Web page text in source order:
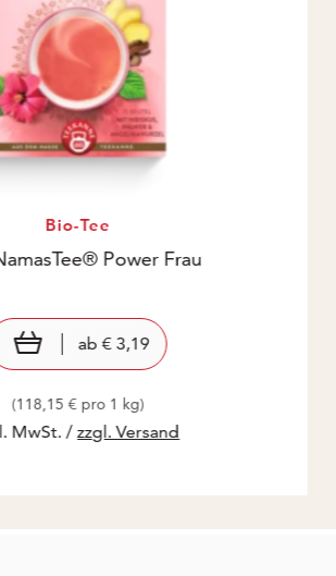
Bio-Tee
Power Frau
view product
ab€ 3,19
(118,15 € pro 1 kg)
MwSt. /zzgl. Versand